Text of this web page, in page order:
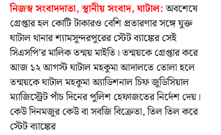
নিজস্ব সংবাদদাতা, স্থানীয় সংবাদ, ঘাটাল:অবশেষে
গ্রেপ্তার হল কোটি টাকারও বেশি প্রতারণার সঙ্গে যুক্ত
ঘাটাল থানার শ্যামসুন্দরপুরের স্টেট ব্যাঙ্কের সেই
সিএসপি’র মালিক তন্ময় মাইতি। তন্ময়কে গ্রেপ্তার করে
আজ ১২ আগস্ট ঘাটাল মহকুমা আদালতে তোলা হলে
তন্ময়কে ঘাটাল মহকুমা অ্যাডিশনাল চিফ জুডিসিয়াল
ম্যাজিস্ট্রেট পাঁচ দিনের পুলিশ হেফাজতের নির্দেশ দেয়।
কেউ দিনমজুর কেউ বা সবজি বিক্রেতা, তিল তিল করে
স্টেট ব্যাঙ্কের